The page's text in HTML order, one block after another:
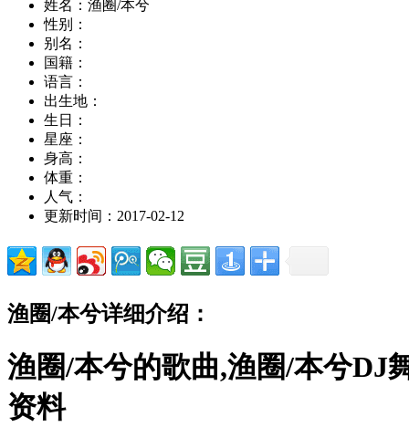
姓名：渔圈/本兮
性别：
别名：
国籍：
语言：
出生地：
生日：
星座：
身高：
体重：
人气：
更新时间：2017-02-12
渔圈/本兮详细介绍：
渔圈/本兮的歌曲,渔圈/本兮DJ
资料